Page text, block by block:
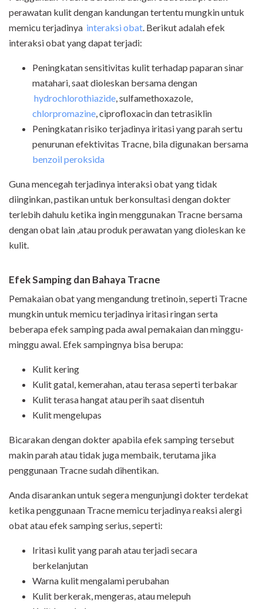
perawatan kulit dengan kandungan tertentu mungkin untuk
memicu terjadinya interaksi obat. Berikut adalah efek
interaksi obat yang dapat terjadi:
Peningkatan sensitivitas kulit terhadap paparan sinar
matahari, saat dioleskan bersama dengan
hydrochlorothiazide, sulfamethoxazole,
chlorpromazine,ciprofloxacin dan tetrasiklin
Peningkatan risiko terjadinya iritasi yang parah sertu
penurunan efektivitas Tracne, bila digunakan bersama
benzoil peroksida
Guna mencegah terjadinya interaksi obat yang tidak
diinginkan, pastikan untuk berkonsultasi dengan dokter
terlebih dahulu ketika ingin menggunakan Tracne bersama
dengan obat lain ,atau produk perawatan yang dioleskan ke
kulit.
Efek Samping dan Bahaya Tracne
Pemakaian obat yang mengandung tretinoin, seperti Tracne
mungkin untuk memicu terjadinya iritasi ringan serta
beberapa efek samping pada awal pemakaian dan minggu-
minggu awal. Efek sampingnya bisa berupa:
Kulit kering
Kulit gatal, kemerahan, atau terasa seperti terbakar
Kulit terasa hangat atau perih saat disentuh
Kulit mengelupas
Bicarakan dengan dokter apabila efek samping tersebut
makin parah atau tidak juga membaik, terutama jika
penggunaan Tracne sudah dihentikan.
Anda disarankan untuk segera mengunjungi dokter terdekat
ketika penggunaan Tracne memicu terjadinya reaksi alergi
obat atau efek samping serius, seperti:
Iritasi kulit yang parah atau terjadi secara
berkelanjutan
Warna kulit mengalami perubahan
Kulit berkerak, mengeras, atau melepuh